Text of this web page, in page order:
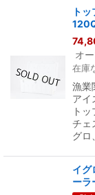
ト
オ
在庫
漁業
アイ
ト
チェ
グロ
イグ
ーラ